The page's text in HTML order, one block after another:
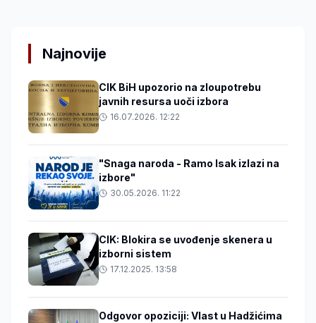
Najnovije
CIK BiH upozorio na zloupotrebu
javnih resursa uoči izbora
16.07.2026. 12:22
"Snaga naroda - Ramo Isak izlazi na
izbore"
30.05.2026. 11:22
CIK: Blokira se uvođenje skenera u
izborni sistem
17.12.2025. 13:58
Odgovor opoziciji: Vlast u Hadžićima